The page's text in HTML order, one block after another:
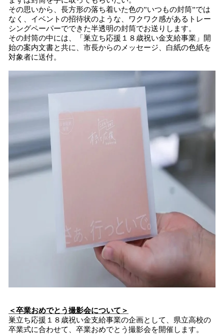
その思いから、長方形の落ち着いた色の”いつもの封筒”では
なく、イベントの招待状のような、ワクワク感があるトレー
シングペーパーでできた半透明の封筒でお送りします。
その封筒の中には、「巣立ち応援１８歳祝い金支給事業」開
始の案内文書と共に、市長からのメッセージ、白紙の色紙を
対象者に送付。
＜卒業おめでとう撮影会について＞
巣立ち応援１８歳祝い金支給事業の企画として、県立高校の
卒業式に合わせて、卒業おめでとう撮影会を開催します。